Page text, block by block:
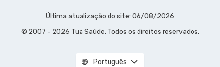
Última atualização do site: 06/08/2026
© 2007 - 2026 Tua Saúde. Todos os direitos reservados.
Português